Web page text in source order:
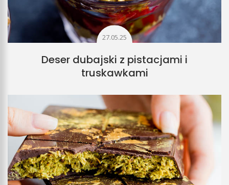
27.05.25
Deser dubajski z pistacjami i
truskawkami